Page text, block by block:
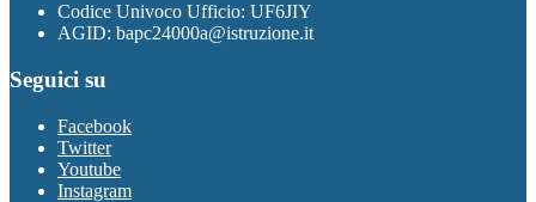
Codice Univoco Ufficio: UF6JIY
AGID: bapc24000a@istruzione.it
Seguici su
Facebook
Twitter
Youtube
Instagram